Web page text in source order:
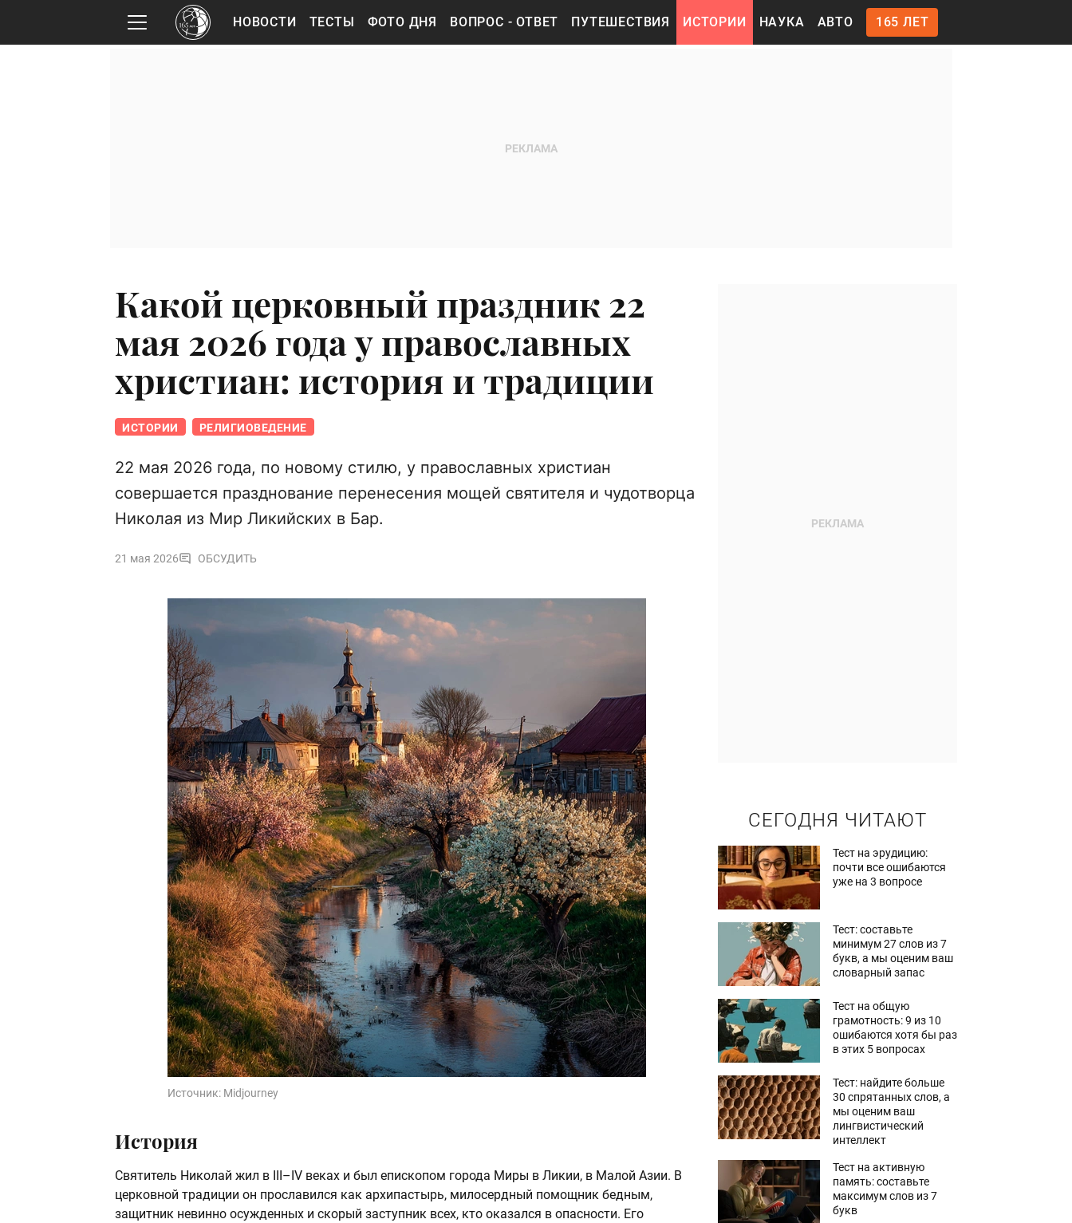
НОВОСТИ ТЕСТЫ ФОТО ДНЯ ВОПРОС - ОТВЕТ ПУТЕШЕСТВИЯ ИСТОРИИ НАУКА АВТО 165 ЛЕТ
Какой церковный праздник 22
мая 2026 года у православных
христиан: история и традиции
ИСТОРИИ РЕЛИГИОВЕДЕНИЕ
22 мая 2026 года, по новому стилю, у православных христиан
совершается празднование перенесения мощей святителя и чудотворца
Николая из Мир Ликийских в Бар.
21 мая 2026 ОБСУДИТЬ
Источник: Midjourney
История
Святитель Николай жил в III–IV веках и был епископом города Миры в Ликии, в Малой Азии. В
церковной традиции он прославился как архипастырь, милосердный помощник бедным,
защитник невинно осужденных и скорый заступник всех, кто оказался в опасности. Его
СЕГОДНЯ ЧИТАЮТ
Тест на эрудицию:
почти все ошибаются
уже на 3 вопросе
Тест: составьте
минимум 27 слов из 7
букв, а мы оценим ваш
словарный запас
Тест на общую
грамотность: 9 из 10
ошибаются хотя бы раз
в этих 5 вопросах
Тест: найдите больше
30 спрятанных слов, а
мы оценим ваш
лингвистический
интеллект
Тест на активную
память: составьте
максимум слов из 7
букв